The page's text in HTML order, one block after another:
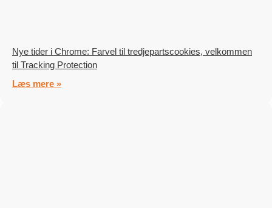
Nye tider i Chrome: Farvel til tredjepartscookies, velkommen
til Tracking Protection
Læs mere »